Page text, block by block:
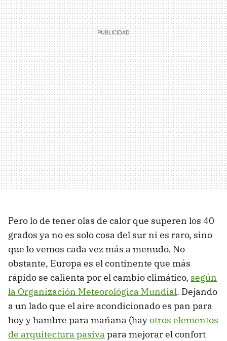
Pero lo de tener olas de calor que superen los 40
grados ya no es solo cosa del sur ni es raro, sino
que lo vemos cada vez más a menudo. No
obstante, Europa es el continente que más
rápido se calienta por el cambio climático, según
la Organización Meteorológica Mundial. Dejando
a un lado que el aire acondicionado es pan para
hoy y hambre para mañana (hayotros elementos
de arquitectura pasiva para mejorar el confort